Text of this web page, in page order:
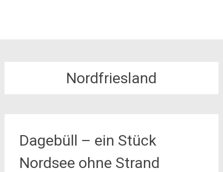
Nordfriesland
Dagebüll – ein Stück
Nordsee ohne Strand